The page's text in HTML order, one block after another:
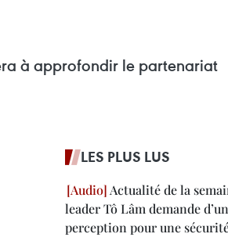
à approfondir le partenariat
LES PLUS LUS
Actualité de la
leader Tô Lâm demande
perception pour une